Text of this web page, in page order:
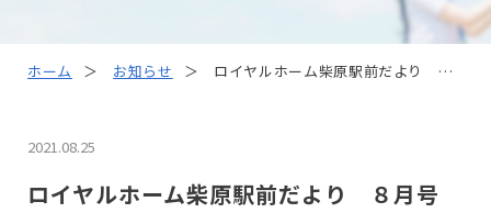
ホーム お知らせ
ロイヤルホーム柴原駅前だより ８
2021.08.25
ロイヤルホーム柴原駅前だより ８月号